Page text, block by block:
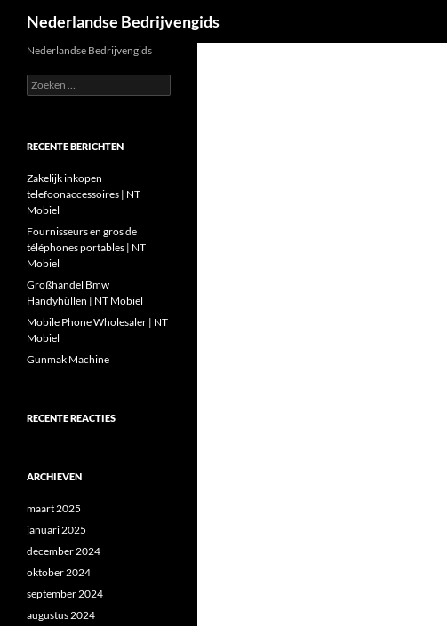
Nederlandse Bedrijvengids
Nederlandse Bedrijvengids
Zoeken
naar:
RECENTE BERICHTEN
Zakelijk inkopen
telefoonaccessoires | NT
Mobiel
Fournisseurs en gros de
téléphones portables | NT
Mobiel
Großhandel Bmw
Handyhüllen | NT Mobiel
Mobile Phone Wholesaler | NT
Mobiel
Gunmak Machine
RECENTE REACTIES
ARCHIEVEN
maart 2025
januari 2025
december 2024
oktober 2024
september 2024
augustus 2024